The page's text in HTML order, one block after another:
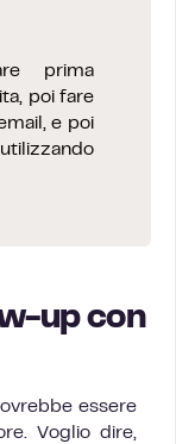
prima
poi fare
e poi
up con
essere
Voglio dire,